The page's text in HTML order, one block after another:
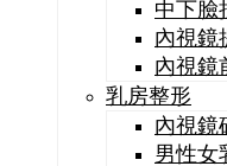
中下臉
內視鏡
內視鏡
乳房整形
內視鏡
男性女